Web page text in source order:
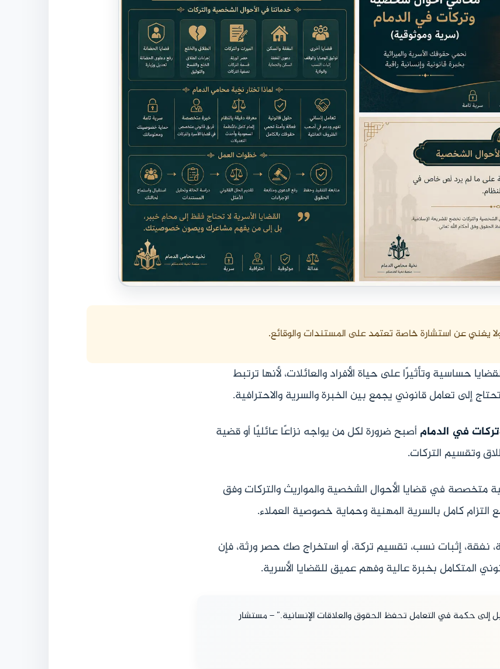
يغني عن استشارة خاصة تعتمد على المستندات والوقائع.
حساسية وتأثيرًا على حياة الأفراد والعائلات، لأنها ترتبط
إلى تعامل قانوني يجمع بين الخبرة والسرية والاحترافية.
في الدمامأصبح ضرورة لكل من يواجه نزاعًا عائليًا أو قضية
وتقسيم التركات.
متخصصة في قضايا الأحوال الشخصية والمواريث والتركات وفق
التزام كامل بالسرية المهنية وحماية خصوصية العملاء.
إثبات نسب، تقسيم تركة، أو استخراج صك حصر ورثة، فإن
المتكامل بخبرة عالية وفهم عميق للقضايا الأسرية.
بل إلى حكمة في التعامل تحفظ الحقوق والعلاقات الإنسانية.” – مستشار